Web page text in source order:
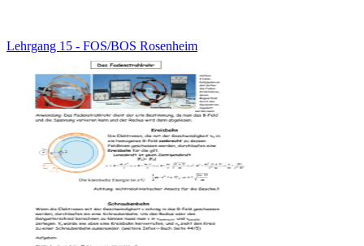
Lehrgang 15 - FOS/BOS Rosenheim